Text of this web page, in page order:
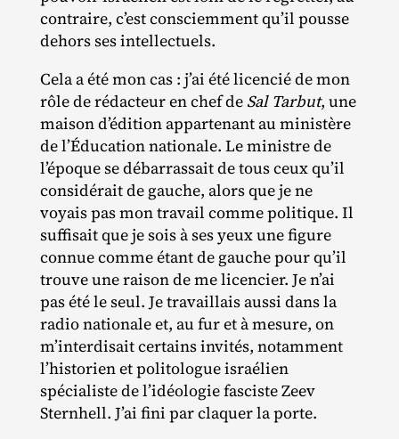
contraire, c’est consciemment qu’il pousse
dehors ses intellectuels.
Cela a été mon cas : j’ai été licencié de mon
rôle de rédacteur en chef de Sal Tarbut, une
maison d’édition appartenant au ministère
de l’Éducation nationale. Le ministre de
l’époque se débarrassait de tous ceux qu’il
considérait de gauche, alors que je ne
voyais pas mon travail comme politique. Il
suffisait que je sois à ses yeux une figure
connue comme étant de gauche pour qu’il
trouve une raison de me licencier. Je n’ai
pas été le seul. Je travaillais aussi dans la
radio nationale et, au fur et à mesure, on
m’interdisait certains invités, notamment
l’historien et politologue israélien
spécialiste de l’idéologie fasciste Zeev
Sternhell. J’ai fini par claquer la porte.